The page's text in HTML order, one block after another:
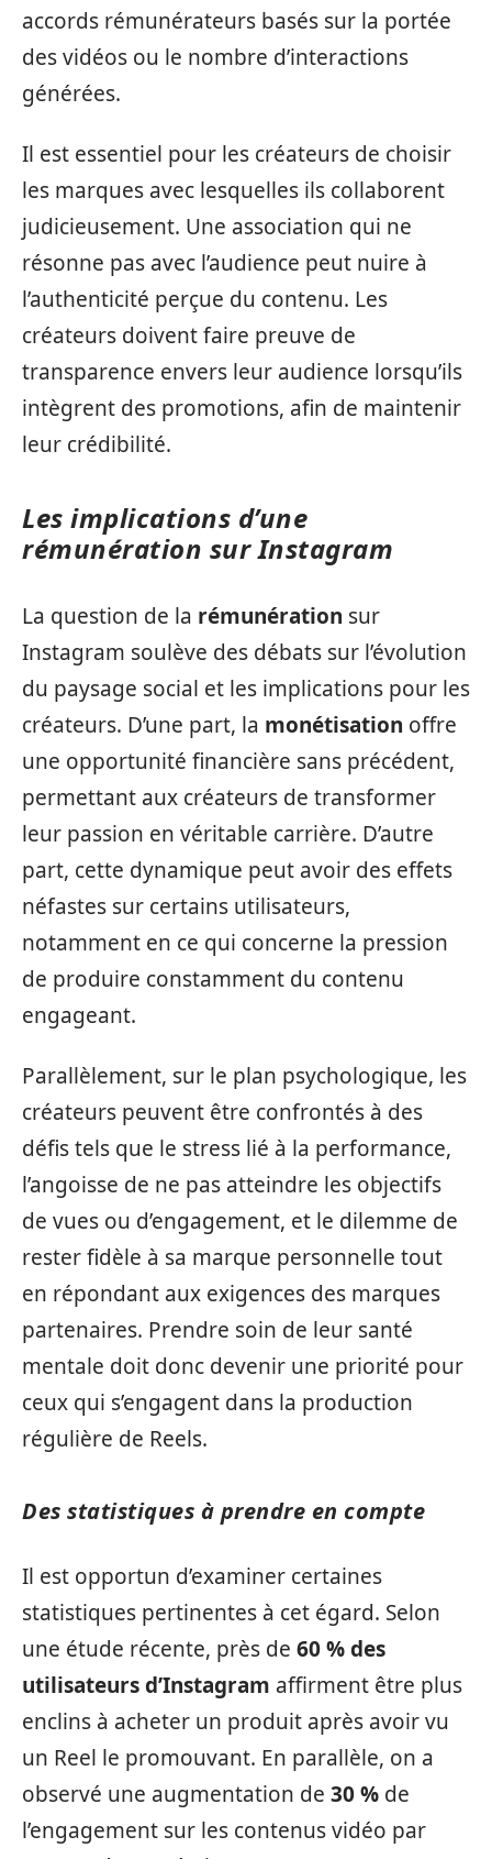
accords rémunérateurs basés sur la portée
des vidéos ou le nombre d’interactions
générées.
Il est essentiel pour les créateurs de choisir
les marques avec lesquelles ils collaborent
judicieusement. Une association qui ne
résonne pas avec l’audience peut nuire à
l’authenticité perçue du contenu. Les
créateurs doivent faire preuve de
transparence envers leur audience lorsqu’ils
intègrent des promotions, afin de maintenir
leur crédibilité.
Les implications d’une
rémunération sur Instagram
La question de la rémunération sur
Instagram soulève des débats sur l’évolution
du paysage social et les implications pour les
créateurs. D’une part, la monétisation offre
une opportunité financière sans précédent,
permettant aux créateurs de transformer
leur passion en véritable carrière. D’autre
part, cette dynamique peut avoir des effets
néfastes sur certains utilisateurs,
notamment en ce qui concerne la pression
de produire constamment du contenu
engageant.
Parallèlement, sur le plan psychologique, les
créateurs peuvent être confrontés à des
défis tels que le stress lié à la performance,
l’angoisse de ne pas atteindre les objectifs
de vues ou d’engagement, et le dilemme de
rester fidèle à sa marque personnelle tout
en répondant aux exigences des marques
partenaires. Prendre soin de leur santé
mentale doit donc devenir une priorité pour
ceux qui s’engagent dans la production
régulière de Reels.
Des statistiques à prendre en compte
Il est opportun d’examiner certaines
statistiques pertinentes à cet égard. Selon
une étude récente, près de 60 % des
utilisateurs d’Instagram affirment être plus
enclins à acheter un produit après avoir vu
un Reel le promouvant. En parallèle, on a
observé une augmentation de 30 % de
l’engagement sur les contenus vidéo par